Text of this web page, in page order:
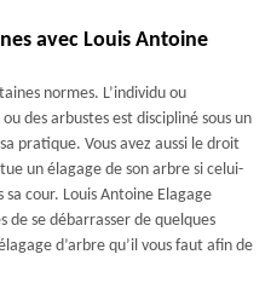
avec Louis Antoine
normes. L’individu ou
des arbustes est discipliné sous un
pratique. Vous avez aussi le droit
un élagage de son arbre si celui-
sa cour. Louis Antoine Elagage
de se débarrasser de quelques
d’arbre qu’il vous faut afin de